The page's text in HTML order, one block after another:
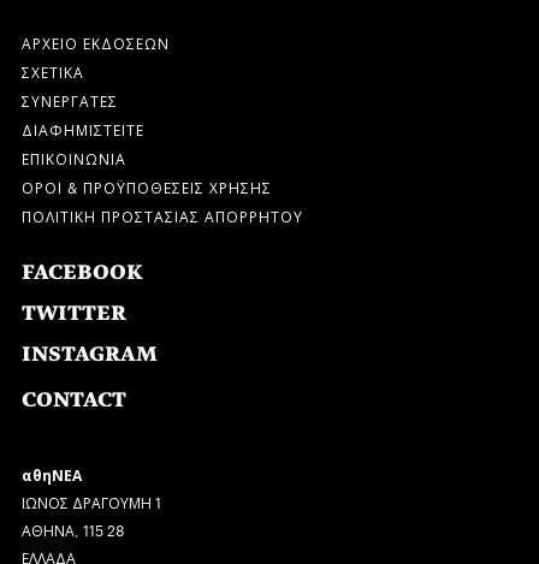
ΑΡΧΕΙΟ ΕΚΔΟΣΕΩΝ
ΣΧΕΤΙΚΑ
ΣΥΝΕΡΓΑΤΕΣ
ΔΙΑΦΗΜΙΣΤΕΙΤΕ
ΕΠΙΚΟΙΝΩΝΙΑ
ΟΡΟΙ & ΠΡΟΫΠΟΘΕΣΕΙΣ ΧΡΗΣΗΣ
ΠΟΛΙΤΙΚΗ ΠΡΟΣΤΑΣΙΑΣ ΑΠΟΡΡΗΤΟΥ
FACEBOOK
TWITTER
INSTAGRAM
CONTACT
αθηΝΕΑ
ΙΩΝΟΣ ΔΡΑΓΟΥΜΗ 1
ΑΘΗΝΑ, 115 28
ΕΛΛΑΔΑ